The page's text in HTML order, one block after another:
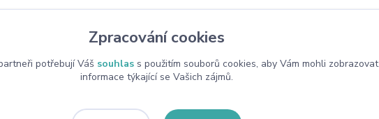
Zpracování cookies
potřebují Váš souhlass použitím souborů cookies, aby Vám mohli zobrazovat
informace týkající se Vašich zájmů.